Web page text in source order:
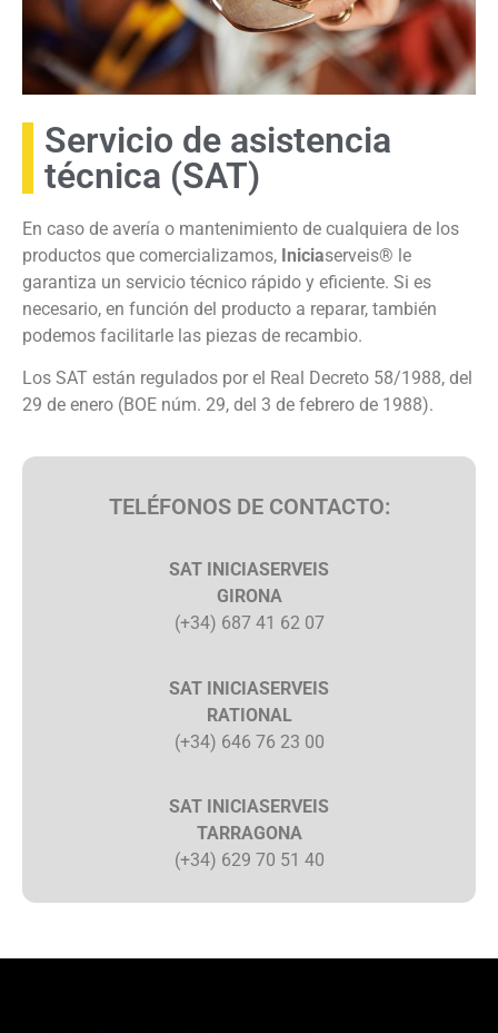
Servicio de asistencia
técnica (SAT)
En caso de avería o mantenimiento de cualquiera de los
productos que comercializamos, Iniciaserveis® le
garantiza un servicio técnico rápido y eficiente. Si es
necesario, en función del producto a reparar, también
podemos facilitarle las piezas de recambio.
Los SAT están regulados por el Real Decreto 58/1988, del
29 de enero (BOE núm. 29, del 3 de febrero de 1988).
TELÉFONOS DE CONTACTO:
SAT INICIASERVEIS
GIRONA
(+34) 687 41 62 07
SAT INICIASERVEIS
RATIONAL
(+34) 646 76 23 00
SAT INICIASERVEIS
TARRAGONA
(+34) 629 70 51 40